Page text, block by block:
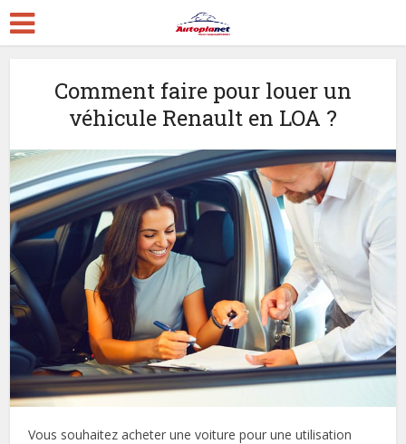
Comment faire pour louer un
véhicule Renault en LOA ?
Vous souhaitez acheter une voiture pour une utilisation